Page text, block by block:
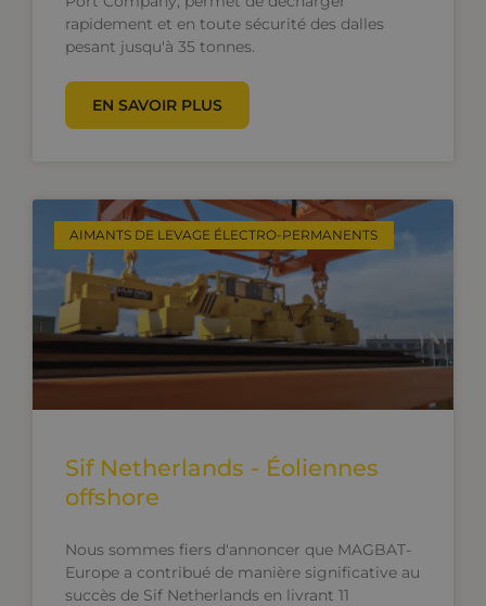
rapidement et en toute sécurité des dalles
pesant jusqu'à 35 tonnes.
EN SAVOIR PLUS
AIMANTS DE LEVAGE ÉLECTRO-PERMANENTS
Sif Netherlands - Éoliennes
offshore
Nous sommes fiers d'annoncer que MAGBAT-
Europe a contribué de manière significative au
succès de Sif Netherlands en livrant 11